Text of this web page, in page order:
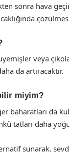
sonra hava
veya
da artıracaktır.
miyim?
baharatları da
tatları daha
sunarak,